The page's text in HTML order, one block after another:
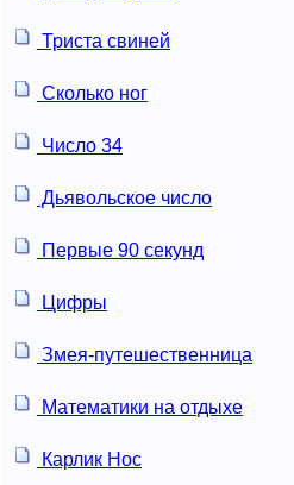
Триста свиней
Сколько ног
Число 34
Дьявольское число
Первые 90 секунд
Цифры
Змея-путешественница
Математики на отдыхе
Карлик Нос